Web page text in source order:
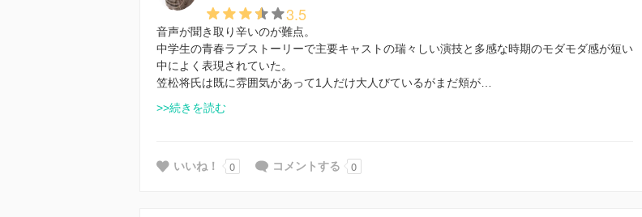
3.5
音声が聞き取り辛いのが難点。
中学生の青春ラブストーリーで主要キャストの瑞々しい演技と多感な時期のモダモダ感が短い
中によく表現されていた。
笠松将氏は既に雰囲気があって1人だけ大人びているがまだ頬が…
>>続きを読む
いいね！ 0 コメントする 0